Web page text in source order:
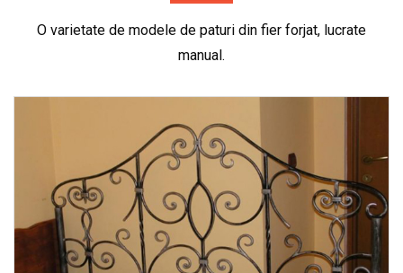
O varietate de modele de paturi din fier forjat, lucrate
manual.